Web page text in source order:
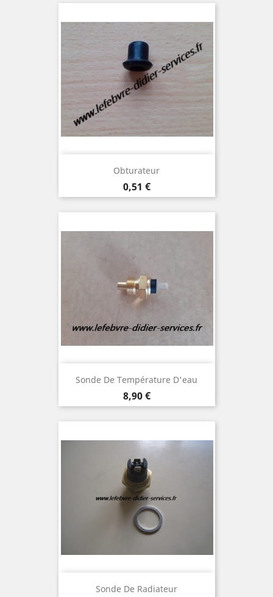
Obturateur
Prix
0,51 €
Sonde De Température D'eau
Prix
8,90 €
Sonde De Radiateur